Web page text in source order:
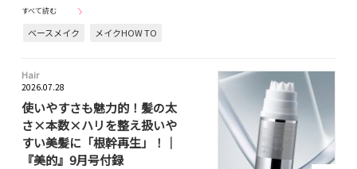
すべて読む
ベースメイク メイクHOW TO
Hair
2026.07.28
使いやすさも魅力的！髪の太
さ×本数×ハリを整え扱いや
すい美髪に「根幹再生」！｜
『美的』9月号付録